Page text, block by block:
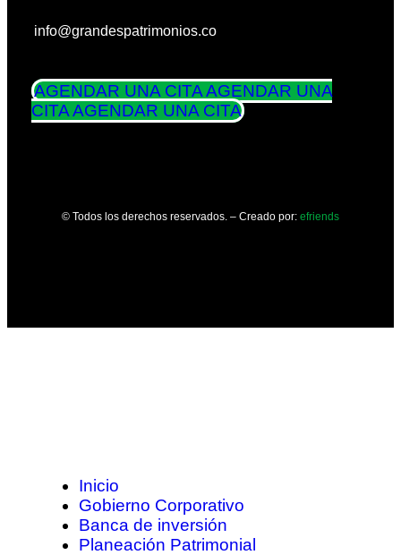
info@grandespatrimonios.co
AGENDAR UNA CITAAGENDAR UNA
CITA AGENDAR UNA CITA
© Todos los derechos reservados. – Creado por: efriends
Inicio
Gobierno Corporativo
Banca de inversión
Planeación Patrimonial